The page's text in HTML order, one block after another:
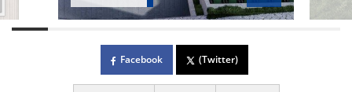
Facebook (Twitter)